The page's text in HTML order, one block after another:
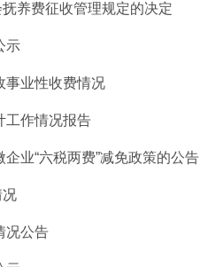
养费征收管理规定的决定
示
事业性收费情况
工作情况报告
业“六税两费”减免政策的公告
况
况公告